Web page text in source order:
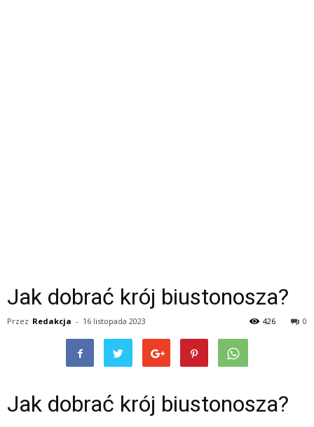
Jak dobrać krój biustonosza?
Przez Redakcja - 16 listopada 2023 0
426
Jak dobrać krój biustonosza?